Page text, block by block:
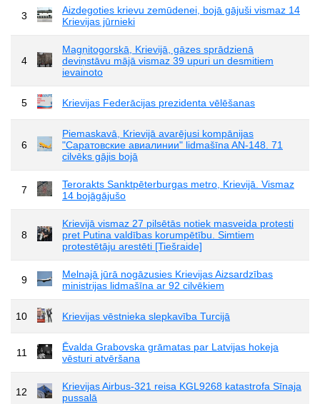
3
Aizdegoties krievu zemūdenei, bojā gājuši vismaz 14
Krievijas jūrnieki
4
Magņitogorskā, Krievijā, gāzes sprādzienā
deviņstāvu mājā vismaz 39 upuri un desmitiem
ievainoto
5 Krievijas Federācijas prezidenta vēlēšanas
6
Piemaskavā, Krievijā avarējusi kompānijas
"Саратовские авиалинии" lidmašīna AN-148. 71
cilvēks gājis bojā
7
Terorakts Sanktpēterburgas metro, Krievijā. Vismaz
14 bojāgājušo
8
Krievijā vismaz 27 pilsētās notiek masveida protesti
pret Putina valdības korumpētību. Simtiem
protestētāju arestēti [Tiešraide]
9
Melnajā jūrā nogāzusies Krievijas Aizsardzības
ministrijas lidmašīna ar 92 cilvēkiem
10 Krievijas vēstnieka slepkavība Turcijā
11
Ēvalda Grabovska grāmatas par Latvijas hokeja
vēsturi atvēršana
12
Krievijas Airbus-321 reisa KGL9268 katastrofa Sīnaja
pussalā